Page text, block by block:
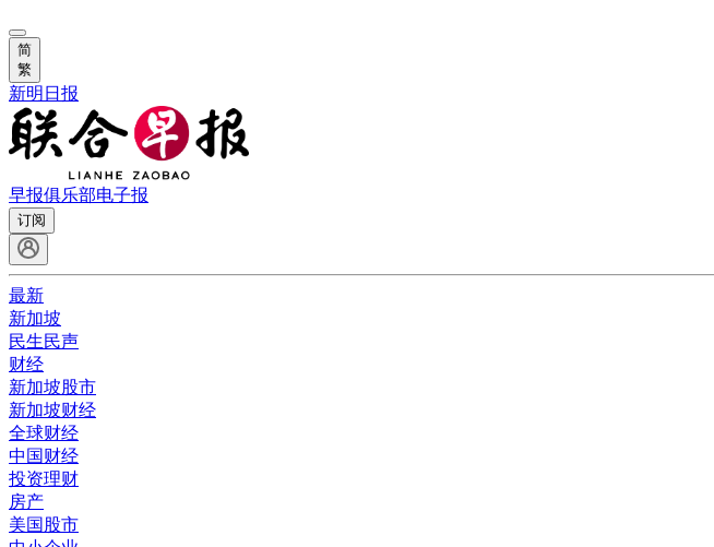
简
繁
新明日报
早报俱乐部电子报
订阅
最新
新加坡
民生民声
财经
新加坡股市
新加坡财经
全球财经
中国财经
投资理财
房产
美国股市